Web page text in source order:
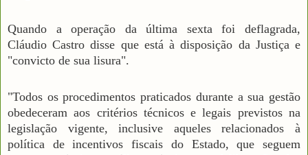
Quando a operação da última sexta foi deflagrada,
Cláudio Castro disse que está à disposição da Justiça e
"convicto de sua lisura".
"Todos os procedimentos praticados durante a sua gestão
obedeceram aos critérios técnicos e legais previstos na
legislação vigente, inclusive aqueles relacionados à
política de incentivos fiscais do Estado, que seguem